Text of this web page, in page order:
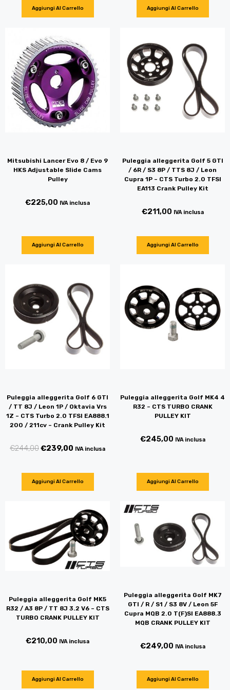
Aggiungi Al Carrello Aggiungi Al Carrello
Mitsubishi Lancer Evo 8 / Evo 9
HKS Adjustable Slide Cams
Pulley
€225,00 IVA inclusa
Aggiungi Al Carrello
Puleggia alleggerita Golf 5 GTI
/ 6R / S3 8P / TTS 8J / Leon
Cupra 1P – CTS Turbo 2.0 TFSI
EA113 Crank Pulley Kit
€211,00 IVA inclusa
Aggiungi Al Carrello
Puleggia alleggerita Golf 6 GTI
/ TT 8J / Leon 1P / Oktavia Vrs
1Z – CTS Turbo 2.0 TFSI EA888.1
200 / 211cv – Crank Pulley Kit
€244,00€239,00 IVA inclusa
Aggiungi Al Carrello
Puleggia alleggerita Golf MK4 4
R32 – CTS TURBO CRANK
PULLEY KIT
€245,00 IVA inclusa
Aggiungi Al Carrello
Puleggia alleggerita Golf MK5
R32 / A3 8P / TT 8J 3.2 V6 – CTS
TURBO CRANK PULLEY KIT
€210,00 IVA inclusa
Aggiungi Al Carrello
Puleggia alleggerita Golf MK7
GTI / R / S1 / S3 8V / Leon 5F
Cupra MQB 2.0 T(F)SI EA888.3
MQB CRANK PULLEY KIT
€249,00 IVA inclusa
Aggiungi Al Carrello